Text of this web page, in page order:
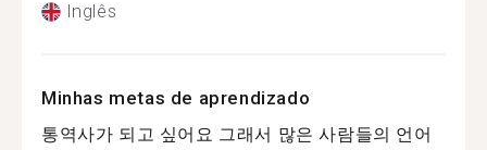
Inglês
Minhas metas de aprendizado
통역사가 되고 싶어요 그래서 많은 사람들의 언어